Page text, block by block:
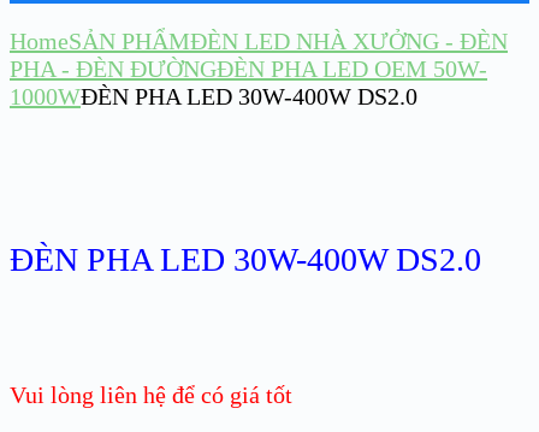
HomeSẢN PHẨMĐÈN LED NHÀ XƯỞNG - ĐÈN
PHA - ĐÈN ĐƯỜNGĐÈN PHA LED OEM 50W-
1000WĐÈN PHA LED 30W-400W DS2.0
ĐÈN PHA LED 30W-400W DS2.0
Vui lòng liên hệ để có giá tốt